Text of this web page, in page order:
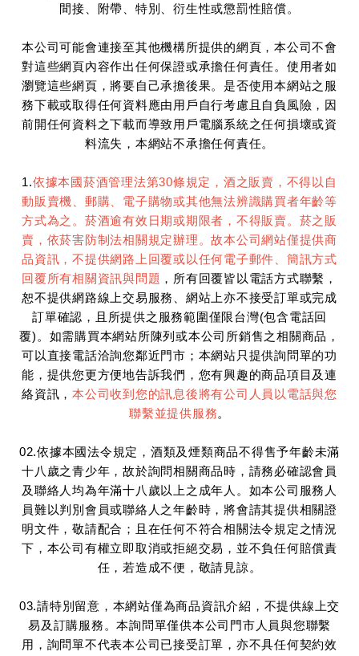
間接、附帶、特別、衍生性或懲罰性賠償。
本公司可能會連接至其他機構所提供的網頁，本公司不會
對這些網頁內容作出任何保證或承擔任何責任。使用者如
瀏覽這些網頁，將要自己承擔後果。是否使用本網站之服
務下載或取得任何資料應由用戶自行考慮且自負風險，因
前開任何資料之下載而導致用戶電腦系統之任何損壞或資
料流失，本網站不承擔任何責任。
1.依據本國菸酒管理法第30條規定，酒之販賣，不得以自
動販賣機、郵購、電子購物或其他無法辨識購買者年齡等
方式為之。菸酒逾有效日期或期限者，不得販賣。菸之販
賣，依菸害防制法相關規定辦理。故本公司網站僅提供商
品資訊，不提供網路上回覆或以任何電子郵件、簡訊方式
回覆所有相關資訊與問題 ，所有回覆皆以電話方式聯繫，
恕不提供網路線上交易服務、網站上亦不接受訂單或完成
訂單確認，且所提供之服務範圍僅限台灣(包含電話回
覆)。如需購買本網站所陳列或本公司所銷售之相關商品，
可以直接電話洽詢您鄰近門市；本網站只提供詢問單的功
能，提供您更方便地告訴我們，您有興趣的商品項目及連
絡資訊，本公司收到您的訊息後將有公司人員以電話與您
聯繫並提供服務。
02.依據本國法令規定，酒類及煙類商品不得售予年齡未滿
十八歲之青少年，故於詢問相關商品時，請務必確認會員
及聯絡人均為年滿十八歲以上之成年人。如本公司服務人
員難以判別會員或聯絡人之年齡時，將會請其提供相關證
明文件，敬請配合；且在任何不符合相關法令規定之情況
下，本公司有權立即取消或拒絕交易，並不負任何賠償責
任，若造成不便，敬請見諒。
03.請特別留意，本網站僅為商品資訊介紹，不提供線上交
易及訂購服務。本詢問單僅供本公司門市人員與您聯繫
用，詢問單不代表本公司已接受訂單，亦不具任何契約效